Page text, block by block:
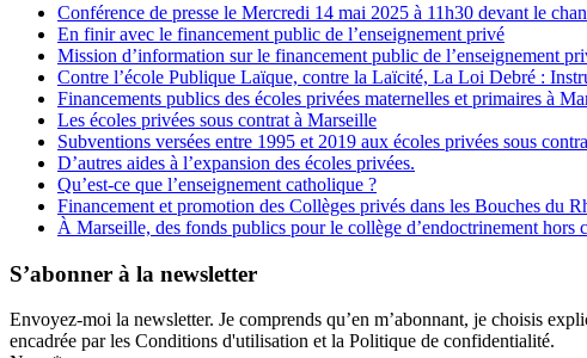
Conférence de presse le Mercredi 14 mai 2025 à 11h30 devant le
En finir avec le financement public de l’enseignement privé
Mission d’information sur le financement public de l’enseignement
Contre l’école Publique Laïque, contre la Laïcité, La Loi Debré :
Financements publics des écoles privées maternelles et primaires à
Les écoles privées sous contrat à Marseille
Subventions versées entre 1995 et 2019 aux écoles privées sous
D’autres aides à l’expansion des écoles privées.
Qu’est-ce que l’enseignement catholique ?
Financement et promotion des Collèges privés dans les Bouches du
À Marseille, des fonds publics pour le collège d’endoctrinement hors
S’abonner à la newsletter
Envoyez-moi la newsletter. Je comprends qu’en m’abonnant, je choisis
encadrée par les Conditions d'utilisation et la Politique de confidentialité.